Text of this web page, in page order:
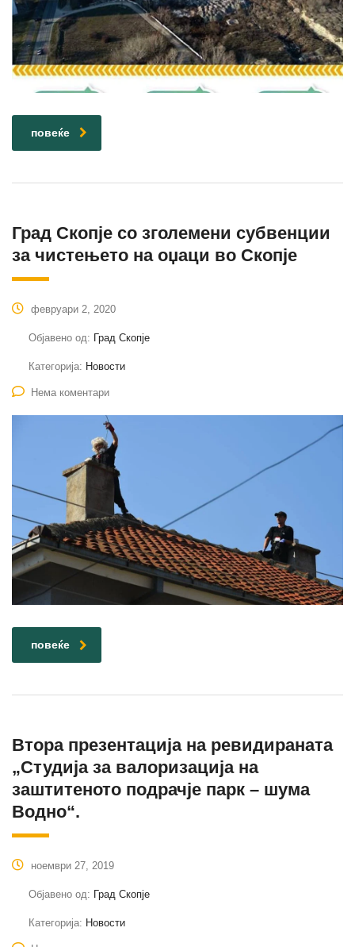
повеќе
Град Скопје со зголемени субвенции
за чистењето на оџаци во Скопје
февруари 2, 2020
Објавено од: Град Скопје
Категорија: Новости
Нема коментари
повеќе
Втора презентација на ревидираната
„Студија за валоризација на
заштитеното подрачје парк – шума
Водно“.
ноември 27, 2019
Објавено од: Град Скопје
Категорија: Новости